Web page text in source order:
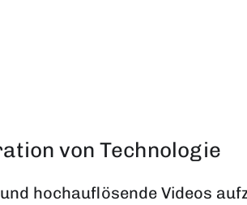
von Technologie
hochauflösende Videos